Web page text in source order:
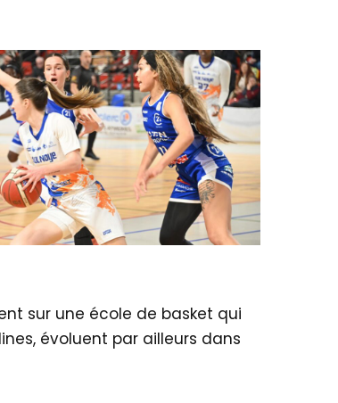
sur une école de basket qui
évoluent par ailleurs dans